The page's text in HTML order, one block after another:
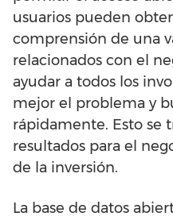
usuarios pueden
comprensión de una
relacionados con el
ayudar a todos los
mejor el problema y
rápidamente. Esto se
resultados para el
de la inversión.
La base de datos